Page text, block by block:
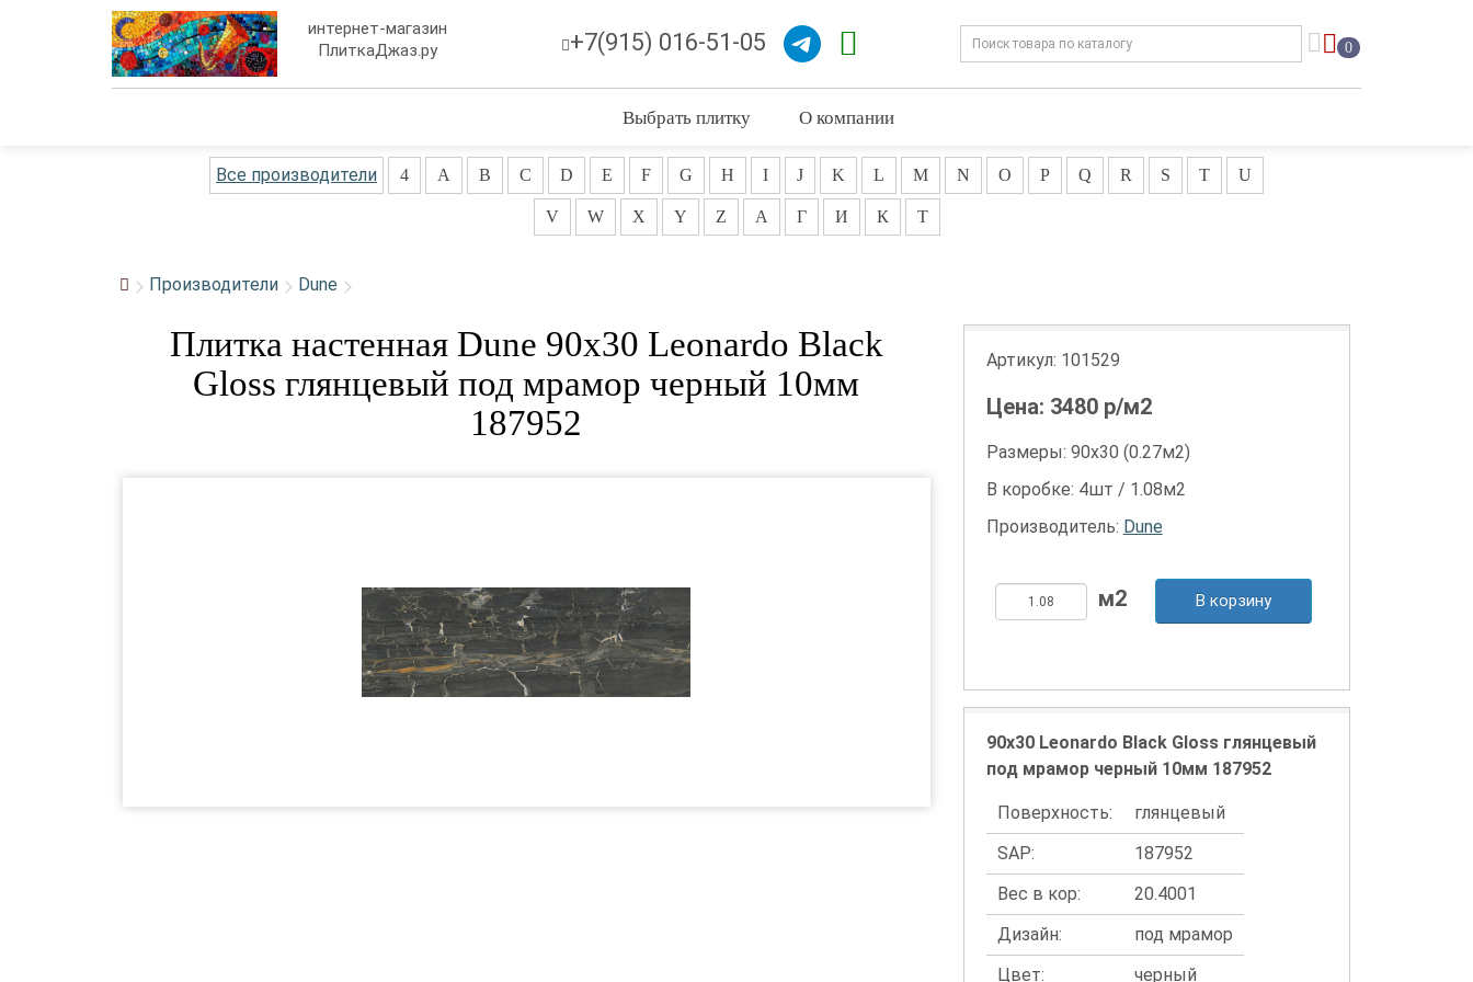
интернет-магазин
ПлиткаДжаз.ру
+7(915) 016-51-05 0
Выбрать плитку О компании
Все производители 4 A B C D E F G H I J K L M N O P Q R S T U
V W X Y Z А Г И К Т
Производители Dune
Плитка настенная Dune 90x30 Leonardo Black
Gloss глянцевый под мрамор черный 10мм
187952
Артикул: 101529
Цена: 3480р/м2
Размеры: 90х30 (0.27м2)
В коробке: 4шт / 1.08м2
Производитель: Dune
В корзину
90x30 Leonardo Black Gloss глянцевый
под мрамор черный 10мм 187952
Поверхность:
глянцевый
SAP:
187952
Вес в кор:
20.4001
Дизайн:
под мрамор
Цвет:
черный